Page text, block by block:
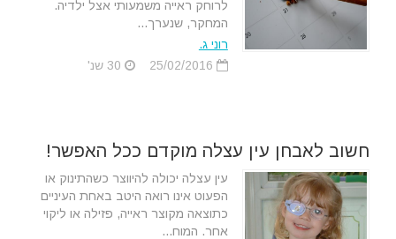
לרוחק ראייה משמעותי אצל ילדיה.
המחקר, שנערך...
רוני ג.
חשוב לאבחן עין עצלה מוקדם ככל האפשר!
עין עצלה יכולה להיווצר כשהתינוק או
הפעוט אינו רואה היטב באחת העיניים
כתוצאה מקוצר ראייה, פזילה או ליקוי
אחר. המוח...